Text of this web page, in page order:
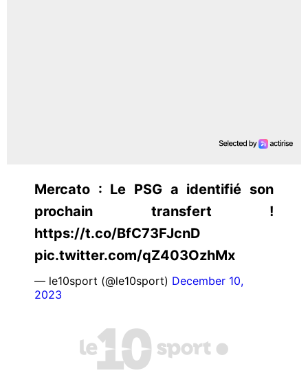
Mercato : Le PSG a identifié son
prochain transfert !
https://t.co/BfC73FJcnD
pic.twitter.com/qZ403OzhMx
— le10sport (@le10sport) December 10,
2023